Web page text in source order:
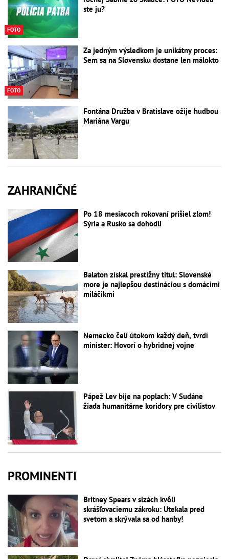
FOTO
ste ju?
FOTO
Za jedným výsledkom je unikátny proces:
Sem sa na Slovensku dostane len málokto
Fontána Družba v Bratislave ožije hudbou
Mariána Vargu
ZAHRANIČNÉ
Po 18 mesiacoch rokovaní prišiel zlom!
Sýria a Rusko sa dohodli
Balaton získal prestížny titul: Slovenské
more je najlepšou destináciou s domácimi
miláčikmi
Nemecko čelí útokom každý deň, tvrdí
minister: Hovorí o hybridnej vojne
Pápež Lev bije na poplach: V Sudáne
žiada humanitárne koridory pre civilistov
PROMINENTI
Britney Spears v slzách kvôli
skrášľovaciemu zákroku: Utekala pred
svetom a skrývala sa od hanby!